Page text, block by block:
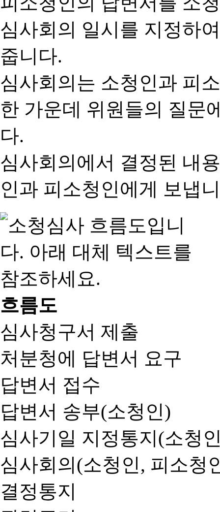
심사회의 일시를 지정하
줍니다.
심사회의는 소청인과 피
한 가운데 위원들의 질문
다.
심사회의에서 결정된 내
인과 피소청인에게 보냅
흐름도
심사청구서 제출
처분청에 답변서 요구
답변서 접수
답변서 송부(소청인)
심사기일 지정통지(소청
심사회의(소청인, 피소청
결정통지